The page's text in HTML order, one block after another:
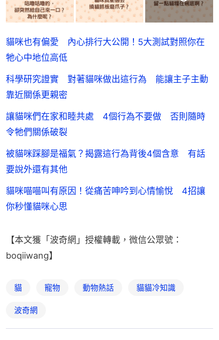
貓咪也有偏愛 內心排行大公開！5大測試對照你在
牠心中地位高低
科學研究證實 對著貓咪做出這行為 能讓主子主動
靠近關係更親密
讓貓咪們在家和睦共處 4個行為不要做 否則隨時
令牠們關係破裂
被貓咪踩腳是福氣？揭露這行為背後4個含意 有話
要說外還有其他
貓咪喵喵叫有原因！從痛苦呻吟到心情愉悅 4招讓
你秒懂貓咪心思
【本文獲「波奇網」授權轉載，微信公眾號：
boqiiwang】
貓 寵物 動物熱話 貓貓冷知識
波奇網